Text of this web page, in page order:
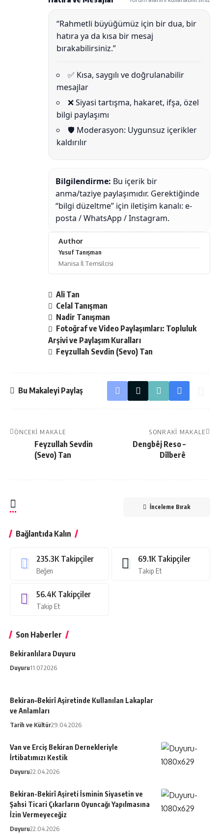
“Rahmetli büyüğümüz için bir dua, bir
hatıra ya da kısa bir mesaj
bırakabilirsiniz.”
✅ Kısa, saygılı ve doğrulanabilir
mesajlar
❌ Siyasi tartışma, hakaret, ifşa, özel
bilgi paylaşımı
🛡️ Moderasyon: Uygunsuz içerikler
kaldırılır
Bilgilendirme: Bu içerik bir
anma/taziye paylaşımıdır. Gerektiğinde
“bilgi düzeltme” için iletişim kanalı: e-
posta / WhatsApp / Instagram.
Author
Yusuf Tanışman
Manisa İl Temsilcisi
Ali Tan
Celal Tanışman
Nadir Tanışman
Fotoğraf ve Video Paylaşımları: Topluluk
Arşivi ve Paylaşım Kuralları
Feyzullah Sevdin (Sevo) Tan
Bu Makaleyi Paylaş
ÖNCEKI MAKALE
Feyzullah Sevdin
(Sevo) Tan
SONRAKI MAKALE
Dengbêj Reso –
Dîlberê
İnceleme Bırak
Bağlantıda Kalın
235.3K Takipçiler
Beğen
69.1K Takipçiler
Takip Et
56.4K Takipçiler
Takip Et
Son Haberler
Bekiranlılara Duyuru
Duyuru11.07.2026
Bekiran–Bekirî Aşiretinde Kullanılan Lakaplar
ve Anlamları
Tarih ve Kültür29.04.2026
Van ve Erciş Bekiran Dernekleriyle
İrtibatımızı Kestik
Duyuru22.04.2026
Bekiran-Bekirî Aşireti İsminin Siyasetin ve
Şahsi Ticari Çıkarların Oyuncağı Yapılmasına
İzin Vermeyeceğiz
Duyuru22.04.2026